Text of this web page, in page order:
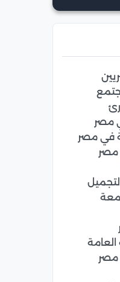
مصر
في مصر
مصر
مصر